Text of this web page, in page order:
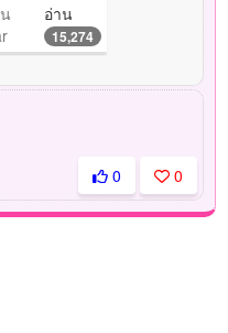
อ่าน
15,274
0 0